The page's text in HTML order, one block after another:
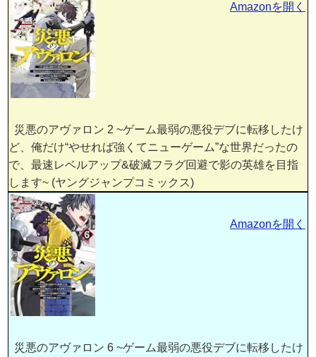
災悪のアヴァロン 2 ~ゲーム最弱の悪役デブに転移したけ
ど、俺だけ“やせれば強くてニューゲーム”な世界だったの
で、最速レベルアップ&破滅フラグ回避で影の英雄を目指
します~ (ヤングジャンプコミックス)
Amazonを開く
災悪のアヴァロン 6 ~ゲーム最弱の悪役デブに転移したけ
Amazonを開く